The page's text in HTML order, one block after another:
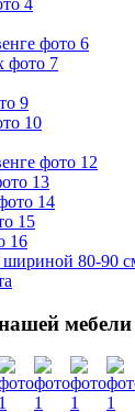
мебели